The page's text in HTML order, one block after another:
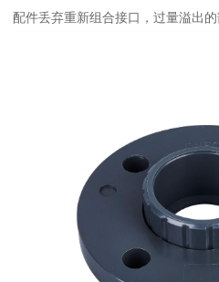
配件丢弃重新组合接口，过量溢出